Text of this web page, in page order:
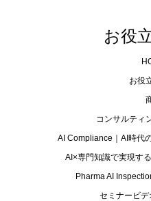
お役
お役
コンサルティ
AI Compliance｜AI時代
AI×専門知識で実現す
Pharma AI
セミナービ